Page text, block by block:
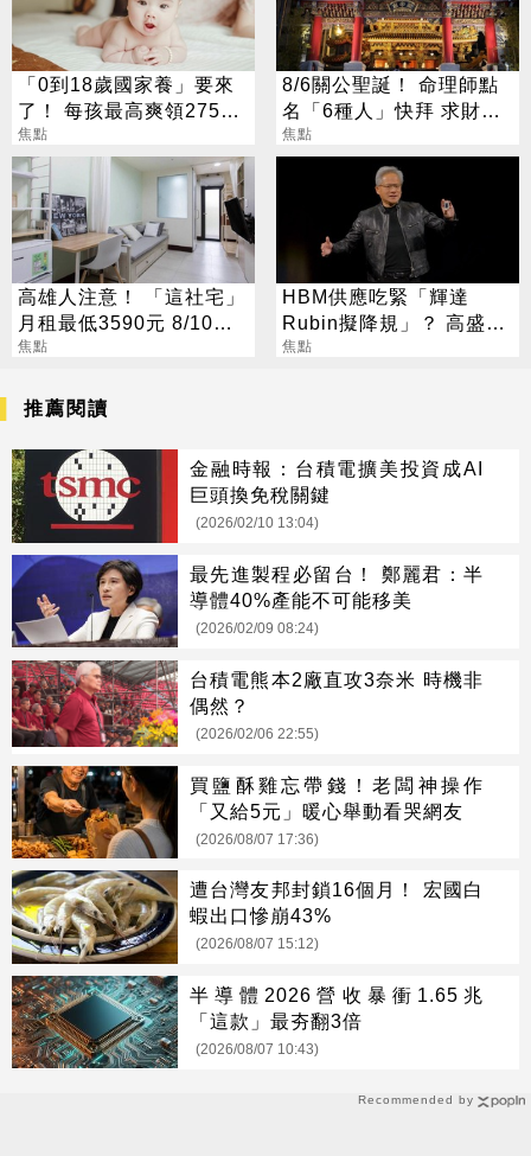
「0到18歲國家養」要來
了！ 每孩最高爽領275萬
0至6歲月領1萬元
焦點
8/6關公聖誕！ 命理師點
名「6種人」快拜 求財求
職保平安
焦點
高雄人注意！ 「這社宅」
月租最低3590元 8/10起
放申請
焦點
HBM供應吃緊「輝達
Rubin擬降規」？ 高盛反
讚記憶體：牛市才開始
焦點
Recommended by
推薦閱讀
金融時報：台積電擴美投資成AI
巨頭換免稅關鍵
(2026/02/10 13:04)
最先進製程必留台！ 鄭麗君：半
導體40%產能不可能移美
(2026/02/09 08:24)
台積電熊本2廠直攻3奈米 時機非
偶然？
(2026/02/06 22:55)
買鹽酥雞忘帶錢！老闆神操作
「又給5元」暖心舉動看哭網友
(2026/08/07 17:36)
遭台灣友邦封鎖16個月！ 宏國白
蝦出口慘崩43%
(2026/08/07 15:12)
半導體2026營收暴衝1.65兆
「這款」最夯翻3倍
(2026/08/07 10:43)